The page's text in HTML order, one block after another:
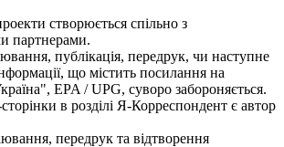
створюється спільно з
партнерами.
публікація, передрук, чи наступне
що містить посилання на
EPA / UPG, суворо забороняється.
в розділі Я-Корреспондент є автор
передрук та відтворення